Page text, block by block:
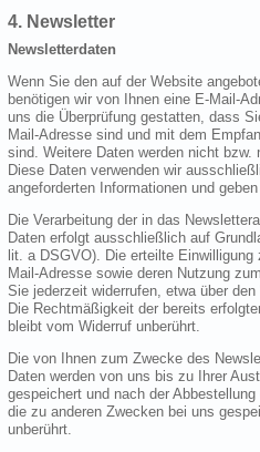
4. Newsletter
Newsletterdaten
Wenn Sie den auf der Website
benötigen wir von Ihnen eine E-Mail-
uns die Überprüfung gestatten, dass
Mail-Adresse sind und mit dem
sind. Weitere Daten werden nicht bzw.
Diese Daten verwenden wir
angeforderten Informationen und
Die Verarbeitung der in das
Daten erfolgt ausschließlich auf
lit. a DSGVO). Die erteilte
Mail-Adresse sowie deren Nutzung
Sie jederzeit widerrufen, etwa über
Die Rechtmäßigkeit der bereits
bleibt vom Widerruf unberührt.
Die von Ihnen zum Zwecke des
Daten werden von uns bis zu Ihrer
gespeichert und nach der
die zu anderen Zwecken bei uns
unberührt.